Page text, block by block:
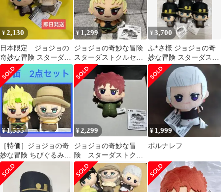
¥2,130
日本限定 ジョジョの
奇妙な冒険 スターダス
トクルセイダース ちび
ぐるみ 2種
¥ 1,299
ジョジョの奇妙な冒険
スターダストクルセイ
ダース ちびぐるみ ディ
オ DIO
¥3,700
ふ*さ様 ジョジョの奇
妙な冒険 スターダスト
クルセイダース ちびぐ
るみ 空条承太
¥1,555
［特価］ジョジョの奇
妙な冒険 ちびぐるみ
2点セット 1
¥2,299
ジョジョの奇妙な冒
険 スターダストクル
セイダース ちびぐる
み 花京院典明
¥ 1,999
ポルナレフ